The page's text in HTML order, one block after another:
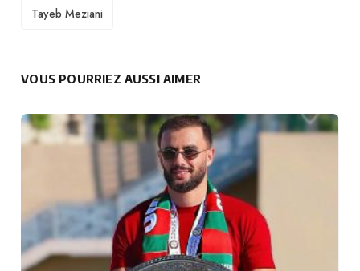
Tayeb Meziani
VOUS POURRIEZ AUSSI AIMER